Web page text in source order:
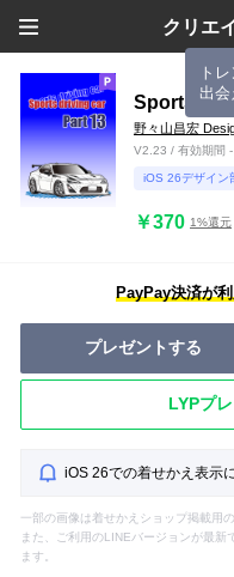
クリエ
ト
出会
Sports
野々山昌宏
V2.23 / 有効期間 -
iOS 26デザイン
￥370 1%還元
PayPay決済が
プレゼントする
LYPプ
iOS 26での着せかえ表示
一部の画像は着せかえショップ掲載用
また、ご利用のLINEバージョンが最新
ます。